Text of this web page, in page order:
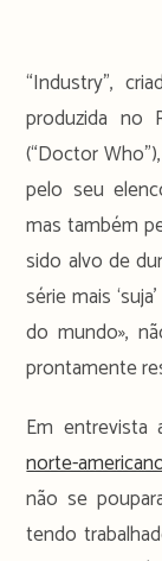
“Industry”,
produzida no
(“Doctor
pelo seu
mas também
sido alvo de
série mais
do mundo»,
prontamente
Em
norte-
não se
tendo